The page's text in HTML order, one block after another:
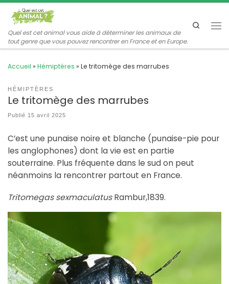
Passer au contenu
Quel est cet animal vous aide à déterminer les animaux de
tout genre que vous pouvez rencontrer en France et en Europe.
Search
Accueil » Hémiptères » Le tritomège des marrubes
HÉMIPTÈRES
Le tritomège des marrubes
Publié 15 avril 2025
C’est une punaise noire et blanche (punaise-pie pour
les anglophones) dont la vie est en partie
souterraine. Plus fréquente dans le sud on peut
néanmoins la rencontrer partout en France.
Tritomegas sexmaculatusRambur,1839.